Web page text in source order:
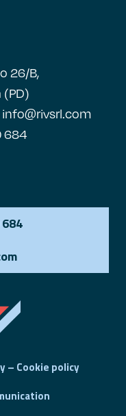
26/B,
(PD)
info@rivsrl.com
684
– Cookie policy